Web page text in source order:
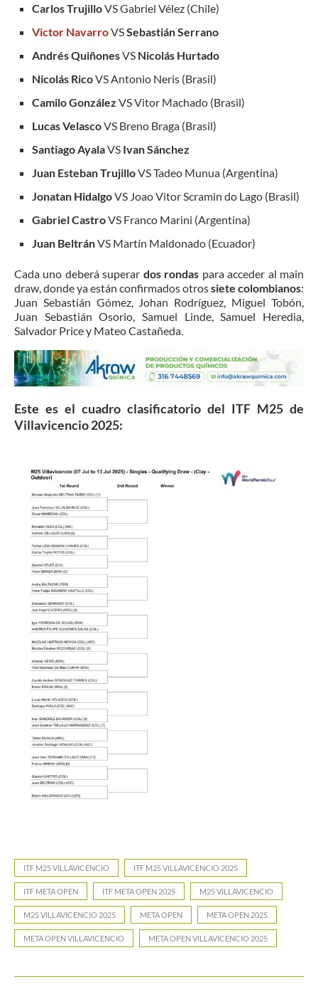
Carlos TrujilloVS Gabriel Vélez (Chile)
Victor NavarroVSSebastián Serrano
Andrés QuiñonesVS Nicolás Hurtado
Nicolás RicoVS Antonio Neris (Brasil)
Camilo González VS Vitor Machado (Brasil)
Lucas VelascoVS Breno Braga (Brasil)
Santiago AyalaVS Ivan Sánchez
Juan Esteban TrujilloVS Tadeo Munua (Argentina)
Jonatan HidalgoVS Joao Vitor Scramin do Lago (Brasil)
Gabriel CastroVS Franco Marini (Argentina)
Juan BeltránVS Martín Maldonado (Ecuador)
Cada uno deberá superar dos rondas para acceder al main
draw, donde ya están confirmados otrossiete colombianos:
Juan Sebastián Gómez, Johan Rodríguez, Miguel Tobón,
Juan Sebastián Osorio, Samuel Linde, Samuel Heredia,
Salvador Price y Mateo Castañeda.
Este es el cuadro clasificatorio del ITF M25 de
Villavicencio 2025:
ITF M25 VILLAVICENCIO ITF M25 VILLAVICENCIO 2025
ITF META OPEN ITF META OPEN 2025 M25 VILLAVICENCIO
M25 VILLAVICENCIO 2025 META OPEN META OPEN 2025
META OPEN VILLAVICENCIO META OPEN VILLAVICENCIO 2025